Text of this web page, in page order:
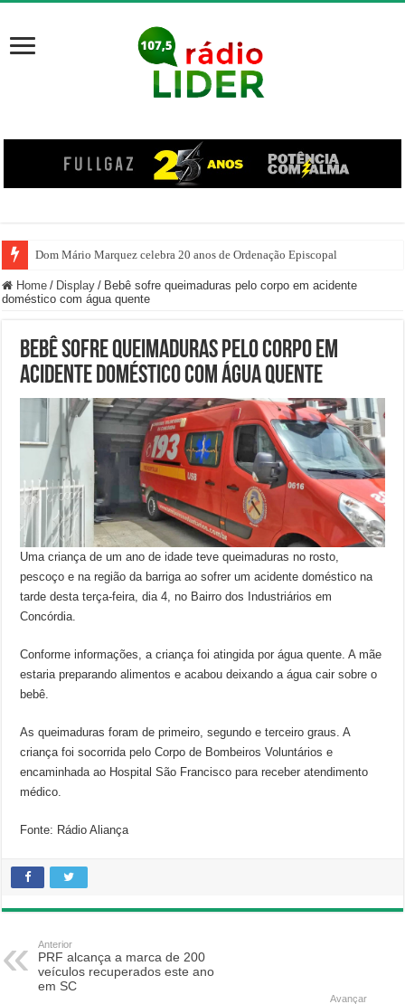
Dom Mário Marquez celebra 20 anos de Ordenação Episcopal
Tiro de Guerra de Joaçaba realiza atividades de formação, integração e
Home / Display / Bebê sofre queimaduras pelo corpo em acidente
doméstico com água quente
Bebê sofre queimaduras pelo corpo em
acidente doméstico com água quente
Uma criança de um ano de idade teve queimaduras no rosto,
pescoço e na região da barriga ao sofrer um acidente doméstico na
tarde desta terça-feira, dia 4, no Bairro dos Industriários em
Concórdia.
Conforme informações, a criança foi atingida por água quente. A mãe
estaria preparando alimentos e acabou deixando a água cair sobre o
bebê.
As queimaduras foram de primeiro, segundo e terceiro graus. A
criança foi socorrida pelo Corpo de Bombeiros Voluntários e
encaminhada ao Hospital São Francisco para receber atendimento
médico.
Fonte: Rádio Aliança
Anterior
PRF alcança a marca de 200
veículos recuperados este ano
em SC
Avançar